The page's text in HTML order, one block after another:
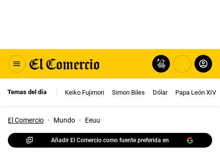
Temas del día Keiko Fujimori Simon Biles Dólar Papa León XIV
El Comercio · Mundo · Eeuu
Añadir El Comercio como fuente preferida en